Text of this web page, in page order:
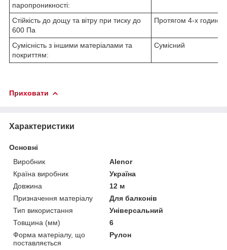
паропроникності:
Стійкість до дощу та вітру при тиску до
600 Па
Протягом 4-х годин
Сумісність з іншими матеріалами та
покриттям:
Сумісний
Приховати
Характеристики
Основні
Виробник
Alenor
Країна виробник
Україна
Довжина
12 м
Призначення матеріалу
Для балконів
Тип використання
Універсальний
Товщина (мм)
6
Форма матеріалу, що
поставляється
Рулон